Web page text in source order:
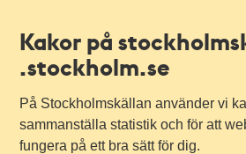
Kakor på
.stockholm.se
På Stockholmskällan använder vi
sammanställa statistik och för att
fungera på ett bra sätt för dig.